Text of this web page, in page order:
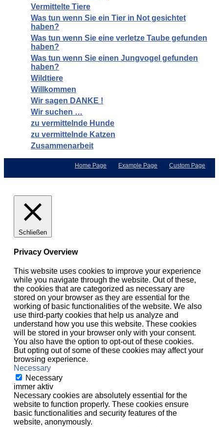
Vermittelte Tiere
Was tun wenn Sie ein Tier in Not gesichtet
haben?
Was tun wenn Sie eine verletze Taube gefunden
haben?
Was tun wenn Sie einen Jungvogel gefunden
haben?
Wildtiere
Willkommen
Wir sagen DANKE !
Wir suchen …
zu vermittelnde Hunde
zu vermittelnde Katzen
Zusammenarbeit
Home Page Example Page Custom Page
Schließen
Privacy Overview
This website uses cookies to improve your experience
while you navigate through the website. Out of these,
the cookies that are categorized as necessary are
stored on your browser as they are essential for the
working of basic functionalities of the website. We also
use third-party cookies that help us analyze and
understand how you use this website. These cookies
will be stored in your browser only with your consent.
You also have the option to opt-out of these cookies.
But opting out of some of these cookies may affect your
browsing experience.
Necessary
Necessary
immer aktiv
Necessary cookies are absolutely essential for the
website to function properly. These cookies ensure
basic functionalities and security features of the
website, anonymously.